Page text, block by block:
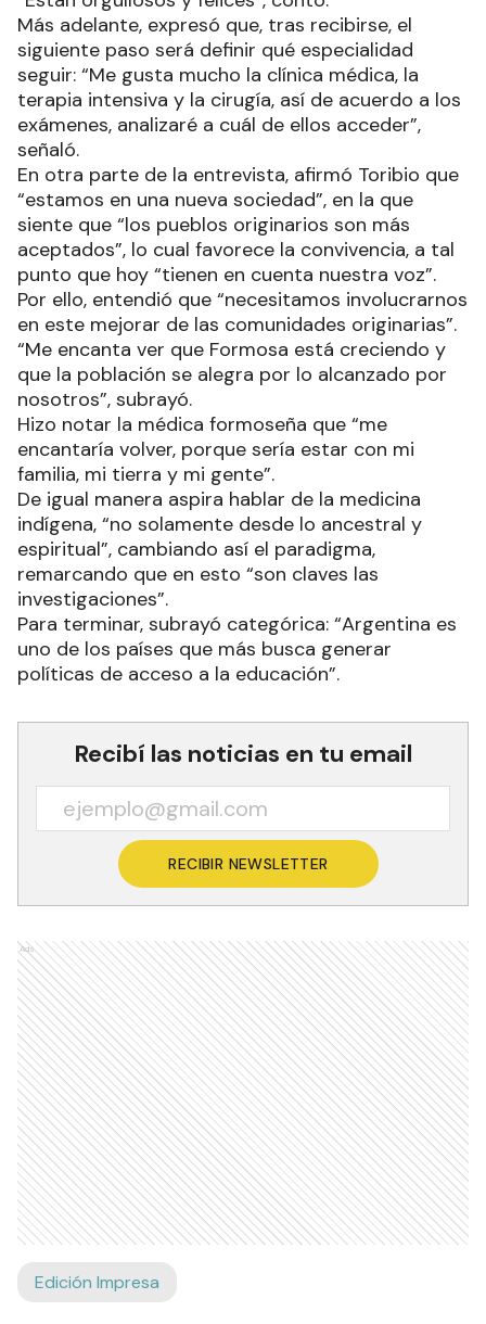
Más adelante, expresó que, tras recibirse, el
siguiente paso será definir qué especialidad
seguir: “Me gusta mucho la clínica médica, la
terapia intensiva y la cirugía, así de acuerdo a los
exámenes, analizaré a cuál de ellos acceder”,
señaló.
En otra parte de la entrevista, afirmó Toribio que
“estamos en una nueva sociedad”, en la que
siente que “los pueblos originarios son más
aceptados”, lo cual favorece la convivencia, a tal
punto que hoy “tienen en cuenta nuestra voz”.
Por ello, entendió que “necesitamos involucrarnos
en este mejorar de las comunidades originarias”.
“Me encanta ver que Formosa está creciendo y
que la población se alegra por lo alcanzado por
nosotros”, subrayó.
Hizo notar la médica formoseña que “me
encantaría volver, porque sería estar con mi
familia, mi tierra y mi gente”.
De igual manera aspira hablar de la medicina
indígena, “no solamente desde lo ancestral y
espiritual”, cambiando así el paradigma,
remarcando que en esto “son claves las
investigaciones”.
Para terminar, subrayó categórica: “Argentina es
uno de los países que más busca generar
políticas de acceso a la educación”.
Recibí las noticias en tu email
RECIBIR NEWSLETTER
Ads
Edición Impresa